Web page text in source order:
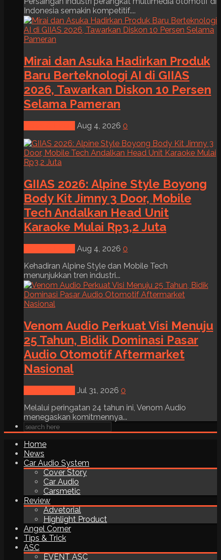
Indonesia semakin kompetitif....
Mirai dan Asuka Hadirkan Produk
Baru Berteknologi AI di GIIAS
2026, Tawarkan Diskon 10 Persen
Selama Pameran
Aug 4, 2026 0
GIIAS 2026: Alpine Style Boyong
Body Kit Jimny 3 Door, Mobile
Tech Andalkan Head Unit
Karaoke Mulai Rp3,2 Juta
Aug 4, 2026 0
Kehadiran Alpine Style dan Mobile Tech
menunjukkan tren industri...
Venom Audio Perkuat Visi Menuju
25 Tahun, Bidik Dominasi Pasar
Audio Otomotif Aftermarket
Nasional
Jul 31, 2026 0
Melalui peringatan 24 tahun ini, Venom Audio
menegaskan komitmennya...
Home
News
Car Audio System
Cover Story
Car Audio
Carsmetic
Review
Advetorial
Highlight Product
Angel Corner
Tips & Trick
ASC
EVENT ASC